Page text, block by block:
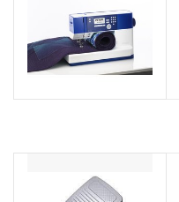
Tweedehands
Cadeaubonnen